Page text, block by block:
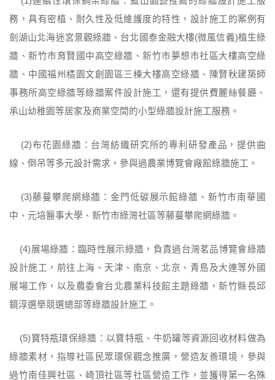
務，具有密植、耐久性及低維護度的特性，設計施工的案例有
劍湖山北海迷宮景觀綠牆、台北國泰金融大樓(微風信義)植生綠
牆、新竹市育賢國中高空綠牆、新竹市夢想市社區大樓高空綠
牆、中國福州橘園文創園區三棟大樓高空綠牆、陳賢秋建築師
事務所高空綠牆等綠牆案件設計施工，還有提供費麗絲餐廳、
承山幼稚園等居家及商業空間的小型綠牆設計施工服務。
(2)布花園綠牆：台灣紡織研究所的專利研發產品，提供曲
線、倒吊等多元設計需求，參與過農業博覽會廠館綠牆施工。
(3)藤蔓攀爬網綠牆：金門低碳展示館綠牆、新竹市南華國
中、元培醫事大學、新竹市綠灣社區等藤蔓攀爬網綠牆。
(4)展場綠牆：臨時性展示綠牆，負責過台灣茗品博覽會綠牆
設計施工，前往上海、天津、南京、北京、青島及大連等外國
展場工作，以及農委會台北農業科技館主題綠牆，新竹縣長邱
鏡淳選舉競選總部等綠牆設計施工。
(5)寶特瓶環保綠牆：以寶特瓶、牛奶罐等資源回收材料做為
綠牆素材，指導社區民眾環保觀念推廣，營造友善環境，參與
過竹南佳興社區、崎頂社區等社區營造工作，並獲得第一名殊